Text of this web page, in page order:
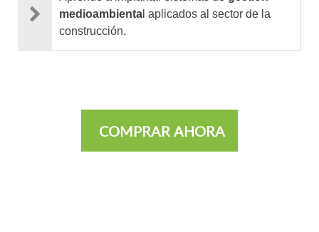
medioambienta l aplicados al sector de la
construcción.
COMPRAR AHORA